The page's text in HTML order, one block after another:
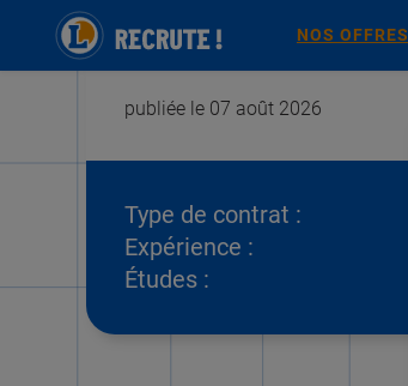
NOS OFFRES
publiée le 07 août 2026
Type de contrat :
Expérience :
Études :